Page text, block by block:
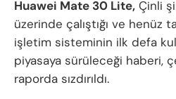
Huawei Mate 30 Lite, Çinli
üzerinde çalıştığı ve henüz
işletim sisteminin ilk defa
piyasaya sürüleceği haberi,
raporda sızdırıldı.